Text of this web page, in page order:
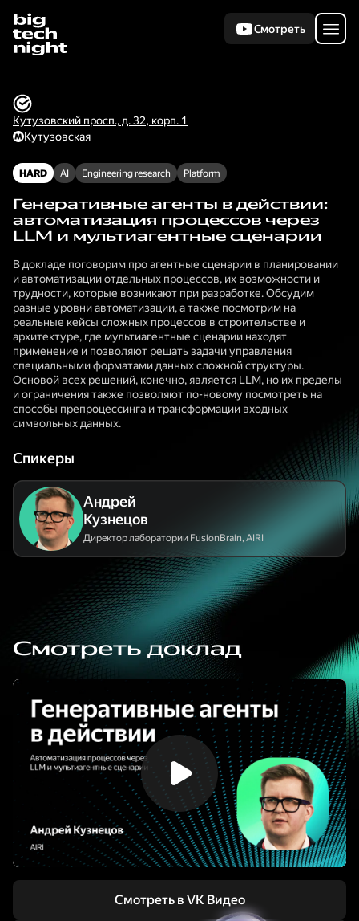
Смотреть
Кутузовский просп., д. 32, корп. 1
Кутузовская
HARD AI Engineering research Platform
Генеративные агенты в действии:
автоматизация процессов через
LLM и мультиагентные сценарии
В докладе поговорим про агентные сценарии в планировании
и автоматизации отдельных процессов, их возможности и
трудности, которые возникают при разработке. Обсудим
разные уровни автоматизации, а также посмотрим на
реальные кейсы сложных процессов в строительстве и
архитектуре, где мультиагентные сценарии находят
применение и позволяют решать задачи управления
специальными форматами данных сложной структуры.
Основой всех решений, конечно, является LLM, но их пределы
и ограничения также позволяют по-новому посмотреть на
способы препроцессинга и трансформации входных
символьных данных.
Спикеры
Андрей
Кузнецов
Директор лаборатории FusionBrain,AIRI
Смотреть доклад
Смотреть в VK Видео